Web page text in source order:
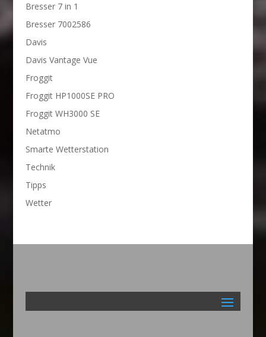
Bresser 7 in 1
Bresser 7002586
Davis
Davis Vantage Vue
Froggit
Froggit HP1000SE PRO
Froggit WH3000 SE
Netatmo
Smarte Wetterstation
Technik
Tipps
Wetter